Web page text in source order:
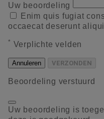
Uw beoordeling
Enim quis fugiat
occaecat deserunt
* Verplichte velden
Annuleren VERZONDEN
Beoordeling verstuurd
Uw beoordeling is